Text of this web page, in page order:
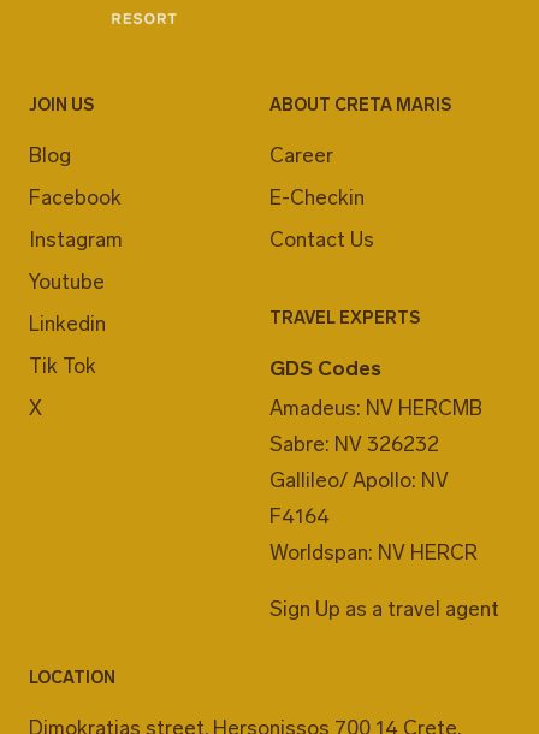
JOIN US
Blog
Facebook
Instagram
Youtube
Linkedin
Tik Tok
X
ABOUT CRETA MARIS
Career
E-Checkin
Contact Us
TRAVEL EXPERTS
GDS Codes
Amadeus: NV HERCMB
Sabre: NV 326232
Gallileo/ Apollo: NV
F4164
Worldspan: NV HERCR
Sign Up as a travel agent
LOCATION
Dimokratias street, Hersonissos 700 14 Crete,